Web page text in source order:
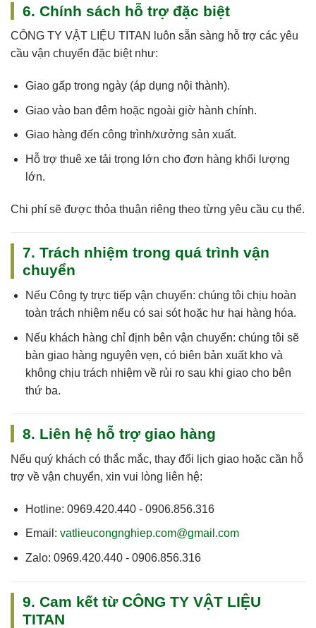
6. Chính sách hỗ trợ đặc biệt
CÔNG TY VẬT LIỆU TITAN
luôn sẵn sàng hỗ trợ các yêu
cầu vận chuyển đặc biệt như:
Giao gấp trong ngày (áp dụng nội thành).
Giao vào ban đêm hoặc ngoài giờ hành chính.
Giao hàng đến công trình/xưởng sản xuất.
Hỗ trợ thuê xe tải trọng lớn cho đơn hàng khối lượng
lớn.
Chi phí sẽ được thỏa thuận riêng theo từng yêu cầu cụ thể.
7. Trách nhiệm trong quá trình vận
chuyển
Nếu Công ty trực tiếp vận chuyển: chúng tôi chịu hoàn
toàn trách nhiệmnếu có sai sót hoặc hư hại hàng hóa.
Nếu khách hàng chỉ định bên vận chuyển: chúng tôi sẽ
bàn giao hàng nguyên vẹn, có biên bản xuất kho và
không chịu trách nhiệm về rủi ro sau khi giao cho bên
thứ ba.
8. Liên hệ hỗ trợ giao hàng
Nếu quý khách có thắc mắc, thay đổi lịch giao hoặc cần hỗ
trợ về vận chuyển, xin vui lòng liên hệ:
Hotline: 0969.420.440 - 0906.856.316
Email: vatlieucongnghiep.com@gmail.com
Zalo: 0969.420.440 - 0906.856.316
9. Cam kết từ CÔNG TY VẬT LIỆU
TITAN